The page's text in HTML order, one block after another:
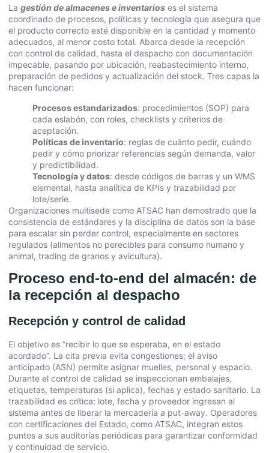
La gestión de almacenes e inventarios es el sistema
coordinado de procesos, políticas y tecnología que asegura que
el producto correcto esté disponible en la cantidad y momento
adecuados, al menor costo total. Abarca desde la recepción
con control de calidad, hasta el despacho con documentación
impecable, pasando por ubicación, reabastecimiento interno,
preparación de pedidos y actualización del stock. Tres capas la
hacen funcionar:
Procesos estandarizados: procedimientos (SOP) para
cada eslabón, con roles, checklists y criterios de
aceptación.
Políticas de inventario: reglas de cuánto pedir, cuándo
pedir y cómo priorizar referencias según demanda, valor
y predictibilidad.
Tecnología y datos: desde códigos de barras y un WMS
elemental, hasta analítica de KPIs y trazabilidad por
lote/serie.
Organizaciones multisede como ATSAC han demostrado que la
consistencia de estándares y la disciplina de datos son la base
para escalar sin perder control, especialmente en sectores
regulados (alimentos no perecibles para consumo humano y
animal, trading de granos y avicultura).
Proceso end-to-end del almacén: de
la recepción al despacho
Recepción y control de calidad
El objetivo es “recibir lo que se esperaba, en el estado
acordado”. La cita previa evita congestiones; el aviso
anticipado (ASN) permite asignar muelles, personal y espacio.
Durante el control de calidad se inspeccionan embalajes,
etiquetas, temperaturas (si aplica), fechas y estado sanitario. La
trazabilidad es crítica: lote, fecha y proveedor ingresan al
sistema antes de liberar la mercadería a put-away. Operadores
con certificaciones del Estado, como ATSAC, integran estos
puntos a sus auditorías periódicas para garantizar conformidad
y continuidad de servicio.